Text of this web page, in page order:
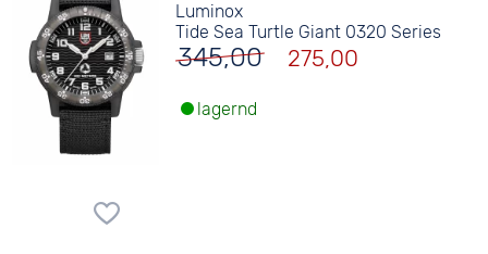
Luminox
Tide Sea Turtle Giant 0320 Series
345,00 275,00
lagernd